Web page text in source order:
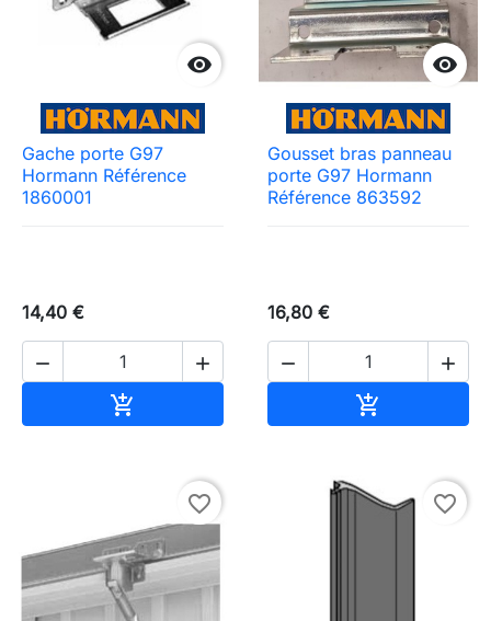

Gache porte G97
Hormann Référence
1860001
14,40 €
 


Gousset bras panneau
porte G97 Hormann
Référence 863592
16,80 €
 

favorite_border favorite_border